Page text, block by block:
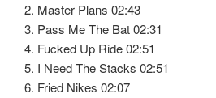
2. Master Plans 02:43
3. Pass Me The Bat 02:31
4. Fucked Up Ride 02:51
5. I Need The Stacks 02:51
6. Fried Nikes 02:07